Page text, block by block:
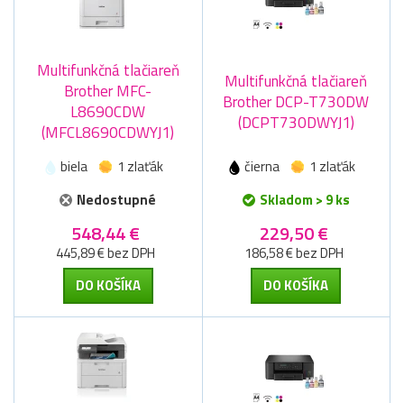
Multifunkčná tlačiareň
Brother MFC-
L8690CDW
(MFCL8690CDWYJ1)
biela
1 zlaťák
Nedostupné
548,44 €
445,89 € bez DPH
DO KOŠÍKA
Multifunkčná tlačiareň
Brother DCP-T730DW
(DCPT730DWYJ1)
čierna
1 zlaťák
Skladom > 9 ks
229,50 €
186,58 € bez DPH
DO KOŠÍKA